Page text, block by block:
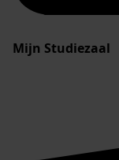
Mijn Studiezaal